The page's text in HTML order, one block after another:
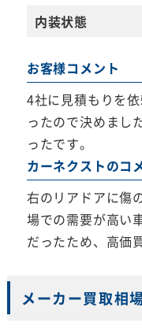
内装状態
お客様コメント
4社に見積もりを
ったので決めまし
ったです。
カーネクストのコ
右のリアドアに傷
場での需要が高い
だったため、高価
メーカー買取相